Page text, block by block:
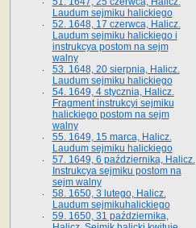
Laudum sejmiku halickiego
52. 1648, 17 czerwca, Halicz.
Laudum sejmiku halickiego i
instrukcya postom na sejm
walny
53. 1648, 20 sierpnia, Halicz.
Laudum sejmiku halickiego
54. 1649, 4 stycznia, Halicz.
Fragment instrukcyi sejmiku
halickiego postom na sejm
walny
55. 1649, 15 marca, Halicz.
Laudum sejmiku halickiego
57. 1649, 6 października, Halicz.
Instrukcya sejmiku postom na
sejm walny
58. 1650, 3 lutego, Halicz.
Laudum sejmikuhalickiego
59. 1650, 31 października,